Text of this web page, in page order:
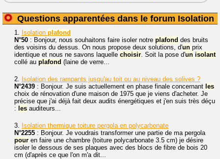
Questions apparentées dans le forum Isolation
1. Isolation plafond
N°50 : Bonjour, nous souhaitons faire isoler notre plafond des bruits
des voisins du dessus. On nous propose deux solutions, d'un prix
identique et nous ne savons laquelle choisir. Soit la pose d'un isolant
collé au plafond (laine de verre...
2. Isolation des rampants jusqu'au toit ou au niveau des solives ?
N°2439 : Bonjour. Je suis actuellement en phase finale concernant les
choix de rénovation d'une maison de 1975 que je viens d'acheter. Je
précise que j'ai déjà fait deux audits énergétiques et j'en suis très déçu
: les auditeurs...
3. Isolation thermique toiture pergola en polycarbonate
N°2255 : Bonjour. Je voudrais transformer une partie de ma pergola
pour en faire une chambre (toiture polycarbonate 3.5 cm) je désire
isoler le dessous de ses plaques avec des blocs de fibre de bois 20
cm (d'après ce que l'on m'a dit...